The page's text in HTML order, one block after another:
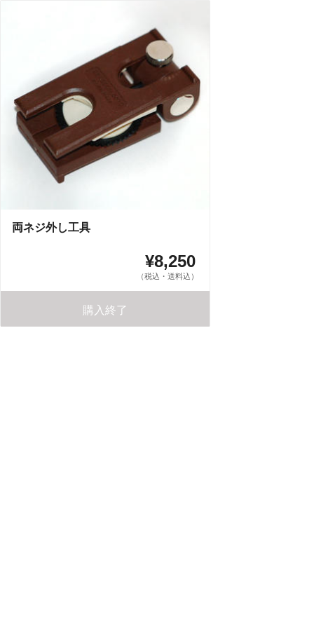
両ネジ外し工具
¥8,250
（税込・送料込）
購入終了